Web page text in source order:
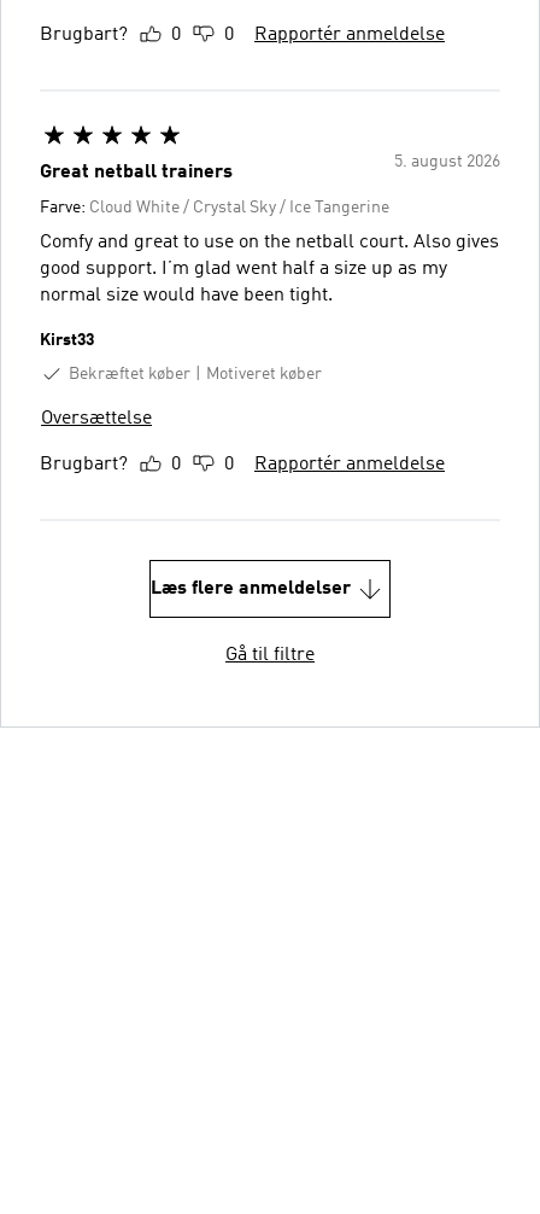
Brugbart? 0 0 Rapportér anmeldelse
5. august 2026
Great netball trainers
Farve: Cloud White / Crystal Sky / Ice Tangerine
Comfy and great to use on the netball court. Also gives
good support. I’m glad went half a size up as my
normal size would have been tight.
Kirst33
Bekræftet køber
Motiveret køber
Oversættelse
Brugbart? 0 0 Rapportér anmeldelse
Læs flere anmeldelser
Gå til filtre